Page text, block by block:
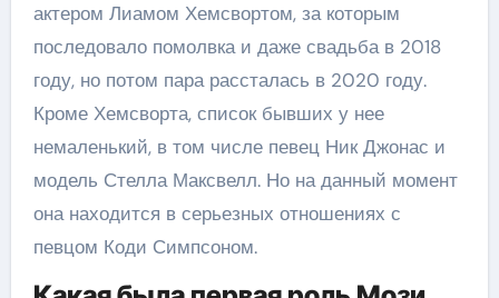
актером Лиамом Хемсвортом, за которым
последовало помолвка и даже свадьба в 2018
году, но потом пара рассталась в 2020 году.
Кроме Хемсворта, список бывших у нее
немаленький, в том числе певец Ник Джонас и
модель Стелла Максвелл. Но на данный момент
она находится в серьезных отношениях с
певцом Коди Симпсоном.